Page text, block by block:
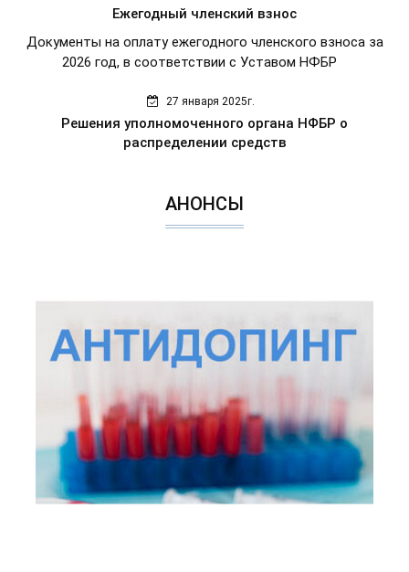
Ежегодный членский взнос
Документы на оплату ежегодного членского взноса за
2026 год, в соответствии с Уставом НФБР
27 января 2025г.
Решения уполномоченного органа НФБР о
распределении средств
АНОНСЫ